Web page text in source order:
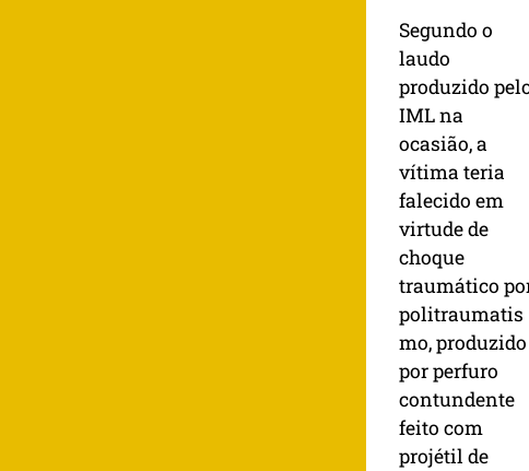
Segundo o
laudo
produzido
IML na
ocasião, a
vítima teria
falecido em
virtude de
choque
traumático
politraumatis
mo, produzido
por perfuro
contundente
feito com
projétil de